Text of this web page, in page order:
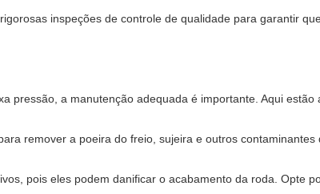
inspeções de controle de qualidade para garantir
pressão, a manutenção adequada é importante. Aqui
remover a poeira do freio, sujeira e outros contaminantes
pois eles podem danificar o acabamento da roda. Opte